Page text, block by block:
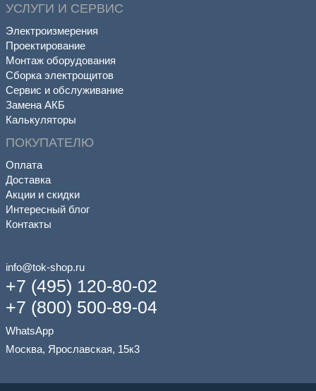
УСЛУГИ И СЕРВИС
Электроизмерения
Проектирование
Монтаж оборудования
Сборка электрощитов
Сервис и обслуживание
Замена АКБ
Калькуляторы
ПОКУПАТЕЛЮ
Оплата
Доставка
Акции и скидки
Интересный блог
Контакты
info@tok-shop.ru
+7 (495) 120-80-02
+7 (800) 500-89-04
WhatsApp
Москва, Ярославская, 15к3